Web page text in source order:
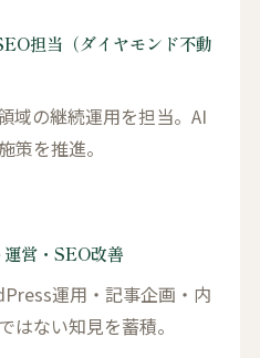
担当（ダイヤモンド不動
域の継続運用を担当。AI
策を推進。
営・SEO改善
運用・記事企画・内
はない知見を蓄積。